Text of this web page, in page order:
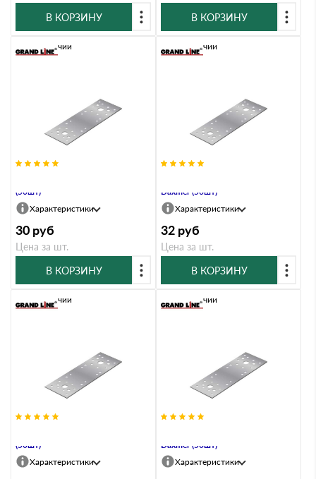
В КОРЗИНУ
В КОРЗИНУ
(50шт)
В наличии
Характеристики
30 руб
Цена за шт.
В КОРЗИНУ
Daxmer (50шт)
В наличии
Характеристики
32 руб
Цена за шт.
В КОРЗИНУ
(50шт)
В наличии
Характеристики
Daxmer (50шт)
В наличии
Характеристики